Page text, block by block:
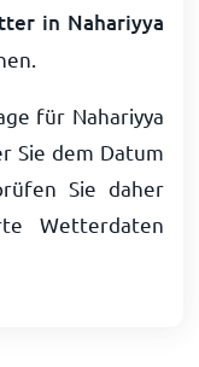
in Nahariyya
für Nahariyya
Sie dem Datum
Sie daher
Wetterdaten